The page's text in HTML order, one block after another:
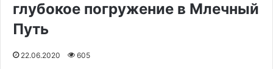
глубокое погружение в Млечный
Путь
22.06.2020 605